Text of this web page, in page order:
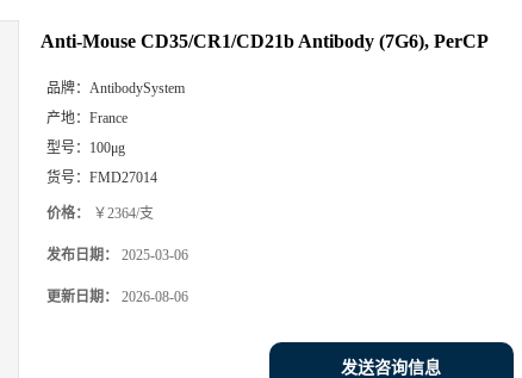
Anti-Mouse CD35/CR1/CD21b Antibody (7G6), PerCP
品牌： AntibodySystem
产地： France
型号： 100μg
货号： FMD27014
价格： ￥2364/支
发布日期： 2025-03-06
更新日期： 2026-08-06
发送咨询信息